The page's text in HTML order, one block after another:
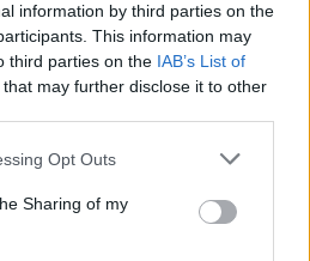
information by third parties on the
This information may
third parties on the IAB’s List of
that may further disclose it to other
app uses one or more Google
behaviour. You may click to
and its third-party tags to
purposes in below Google
Opt Outs
Sharing of my
hogy miért Mercedesszel
de ők szeretnék, ha ebben a